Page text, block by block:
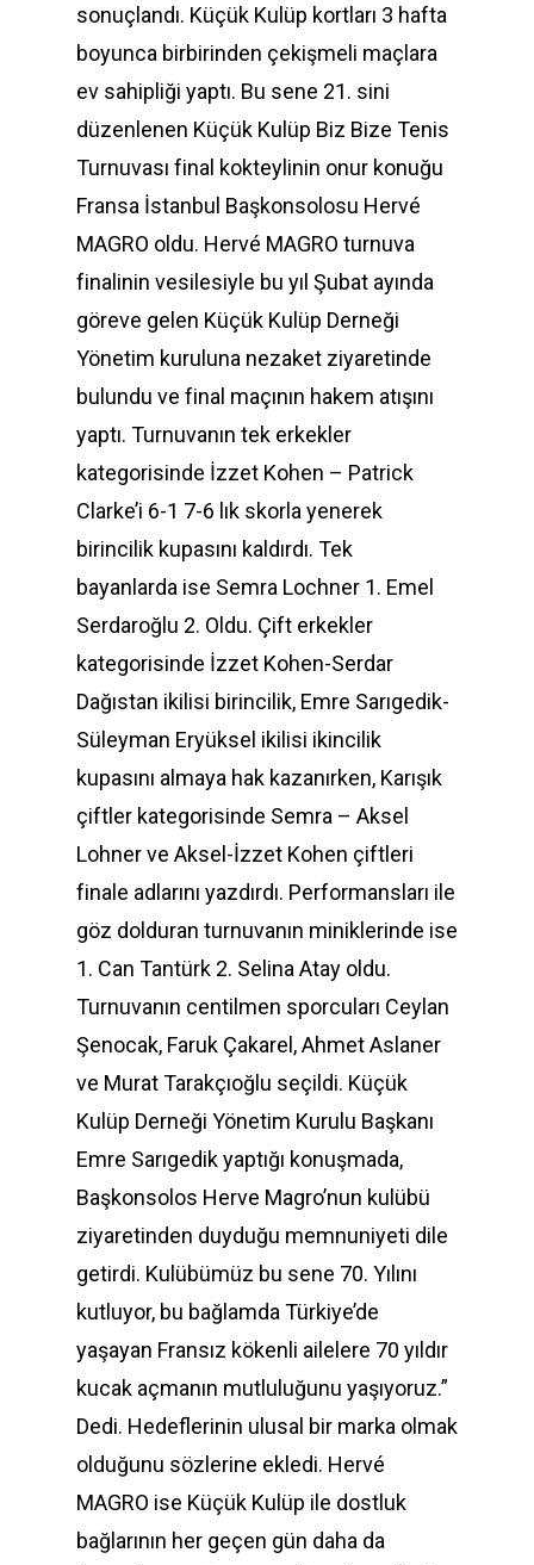
sonuçlandı. Küçük Kulüp kortları 3 hafta
boyunca birbirinden çekişmeli maçlara
ev sahipliği yaptı. Bu sene 21. sini
düzenlenen Küçük Kulüp Biz Bize Tenis
Turnuvası final kokteylinin onur konuğu
Fransa İstanbul Başkonsolosu Hervé
MAGRO oldu. Hervé MAGRO turnuva
finalinin vesilesiyle bu yıl Şubat ayında
göreve gelen Küçük Kulüp Derneği
Yönetim kuruluna nezaket ziyaretinde
bulundu ve final maçının hakem atışını
yaptı. Turnuvanın tek erkekler
kategorisinde İzzet Kohen – Patrick
Clarke’i 6-1 7-6 lık skorla yenerek
birincilik kupasını kaldırdı. Tek
bayanlarda ise Semra Lochner 1. Emel
Serdaroğlu 2. Oldu. Çift erkekler
kategorisinde İzzet Kohen-Serdar
Dağıstan ikilisi birincilik, Emre Sarıgedik-
Süleyman Eryüksel ikilisi ikincilik
kupasını almaya hak kazanırken, Karışık
çiftler kategorisinde Semra – Aksel
Lohner ve Aksel-İzzet Kohen çiftleri
finale adlarını yazdırdı. Performansları ile
göz dolduran turnuvanın miniklerinde ise
1. Can Tantürk 2. Selina Atay oldu.
Turnuvanın centilmen sporcuları Ceylan
Şenocak, Faruk Çakarel, Ahmet Aslaner
ve Murat Tarakçıoğlu seçildi. Küçük
Kulüp Derneği Yönetim Kurulu Başkanı
Emre Sarıgedik yaptığı konuşmada,
Başkonsolos Herve Magro’nun kulübü
ziyaretinden duyduğu memnuniyeti dile
getirdi. Kulübümüz bu sene 70. Yılını
kutluyor, bu bağlamda Türkiye’de
yaşayan Fransız kökenli ailelere 70 yıldır
kucak açmanın mutluluğunu yaşıyoruz.”
Dedi. Hedeflerinin ulusal bir marka olmak
olduğunu sözlerine ekledi. Hervé
MAGRO ise Küçük Kulüp ile dostluk
bağlarının her geçen gün daha da